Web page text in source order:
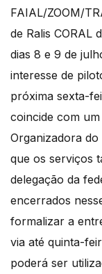
FAIAL/ZOOM/
de Ralis CORAL
dias 8 e 9 de
interesse de
próxima sexta-
coincide com
Organizadora
que os serviços
delegação da
encerrados
formalizar a
via até quinta-
poderá ser